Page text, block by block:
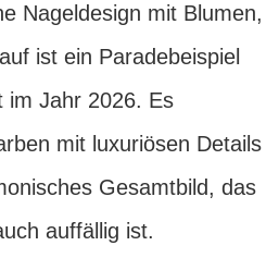
Nageldesign mit Blumen,
ist ein Paradebeispiel
im Jahr 2026. Es
mit luxuriösen Details
Gesamtbild, das
auffällig ist.